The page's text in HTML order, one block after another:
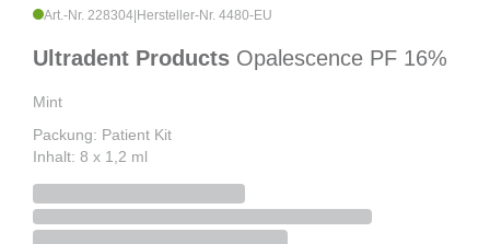
Art.-Nr. 228304 Hersteller-Nr. 4480-EU
Ultradent Products Opalescence PF 16%
Mint
Packung: Patient Kit
Inhalt: 8 x 1,2 ml